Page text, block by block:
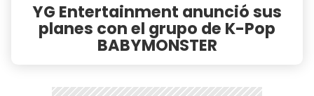
YG Entertainment anunció sus
planes con el grupo de K-Pop
BABYMONSTER